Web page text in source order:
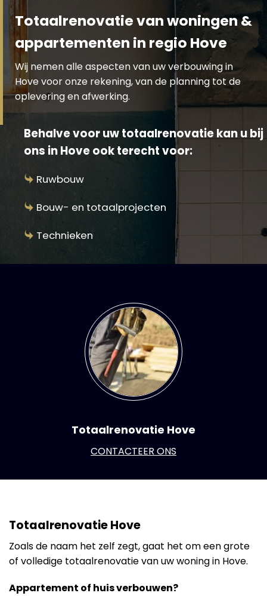
Totaalrenovatie van woningen &
appartementen in regio Hove
Wij nemen alle aspecten van uw verbouwing in
Hove voor onze rekening, van de planning tot de
oplevering en afwerking.
Behalve voor uw totaalrenovatie kan u bij
ons in Hove ook terecht voor:
Ruwbouw
Bouw- en totaalprojecten
Technieken
Totaalrenovatie Hove
CONTACTEER ONS
Totaalrenovatie Hove
Zoals de naam het zelf zegt, gaat het om een grote
of volledige totaalrenovatie van uw woning in Hove.
Appartement of huis verbouwen?